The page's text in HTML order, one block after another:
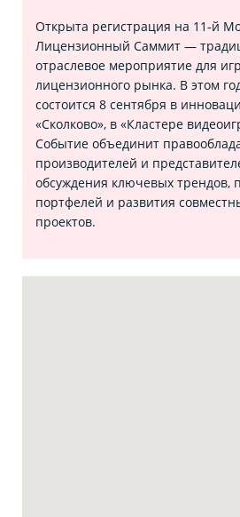
Открыта регистрация на 11‑й
Лицензионный Саммит —
отраслевое мероприятие для
лицензионного рынка. В этом
состоится 8 сентября в
«Сколково», в «Кластере
Событие объединит
производителей и
обсуждения ключевых трендов,
портфелей и развития
проектов.